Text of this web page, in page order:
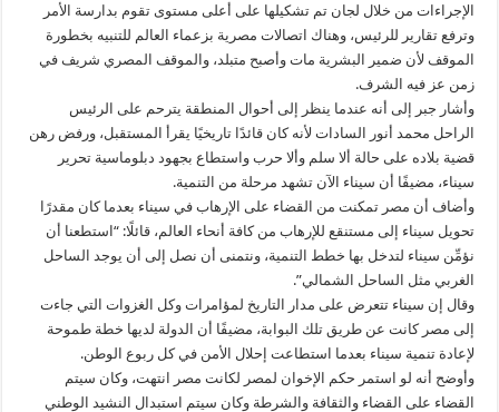
الإجراءات من خلال لجان تم تشكيلها على أعلى مستوى تقوم بدارسة الأمر
وترفع تقارير للرئيس، وهناك اتصالات مصرية بزعماء العالم للتنبيه بخطورة
الموقف لأن ضمير البشرية مات وأصبح متبلد، والموقف المصري شريف في
زمن عز فيه الشرف.
وأشار جبر إلى أنه عندما ينظر إلى أحوال المنطقة يترحم على الرئيس
الراحل محمد أنور السادات لأنه كان قائدًا تاريخيًا يقرأ المستقبل، ورفض رهن
قضية بلاده على حالة ألا سلم وألا حرب واستطاع بجهود دبلوماسية تحرير
سيناء، مضيفًا أن سيناء الآن تشهد مرحلة من التنمية.
وأضاف أن مصر تمكنت من القضاء على الإرهاب في سيناء بعدما كان مقدرًا
تحويل سيناء إلى مستنقع للإرهاب من كافة أنحاء العالم، قائلًا: “استطعنا أن
نؤمِّن سيناء لتدخل بها خطط التنمية، ونتمنى أن نصل إلى أن يوجد الساحل
الغربي مثل الساحل الشمالي”.
وقال إن سيناء تتعرض على مدار التاريخ لمؤامرات وكل الغزوات التي جاءت
إلى مصر كانت عن طريق تلك البوابة، مضيفًا أن الدولة لديها خطة طموحة
لإعادة تنمية سيناء بعدما استطاعت إحلال الأمن في كل ربوع الوطن.
وأوضح أنه لو استمر حكم الإخوان لمصر لكانت مصر انتهت، وكان سيتم
القضاء على القضاء والثقافة والشرطة وكان سيتم استبدال النشيد الوطني